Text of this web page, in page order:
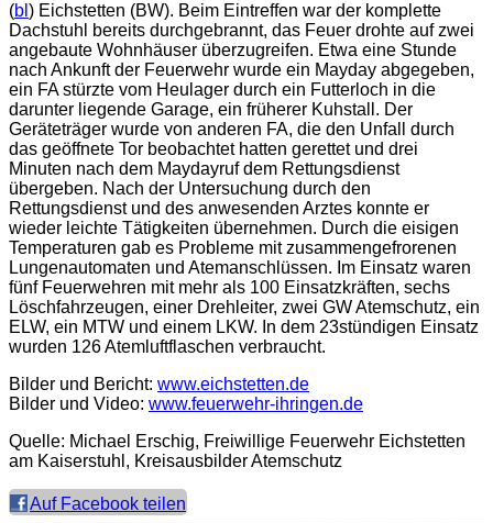
(bl ) Eichstetten (BW). Beim Eintreffen war der komplette
Dachstuhl bereits durchgebrannt, das Feuer drohte auf zwei
angebaute Wohnhäuser überzugreifen. Etwa eine Stunde
nach Ankunft der Feuerwehr wurde ein Mayday abgegeben,
ein FA stürzte vom Heulager durch ein Futterloch in die
darunter liegende Garage, ein früherer Kuhstall. Der
Geräteträger wurde von anderen FA, die den Unfall durch
das geöffnete Tor beobachtet hatten gerettet und drei
Minuten nach dem Maydayruf dem Rettungsdienst
übergeben. Nach der Untersuchung durch den
Rettungsdienst und des anwesenden Arztes konnte er
wieder leichte Tätigkeiten übernehmen. Durch die eisigen
Temperaturen gab es Probleme mit zusammengefrorenen
Lungenautomaten und Atemanschlüssen. Im Einsatz waren
fünf Feuerwehren mit mehr als 100 Einsatzkräften, sechs
Löschfahrzeugen, einer Drehleiter, zwei GW Atemschutz, ein
ELW, ein MTW und einem LKW. In dem 23stündigen Einsatz
wurden 126 Atemluftflaschen verbraucht.
Bilder und Bericht: www.eichstetten.de
Bilder und Video: www.feuerwehr-ihringen.de
Quelle: Michael Erschig, Freiwillige Feuerwehr Eichstetten
am Kaiserstuhl, Kreisausbilder Atemschutz
Auf Facebook teilen